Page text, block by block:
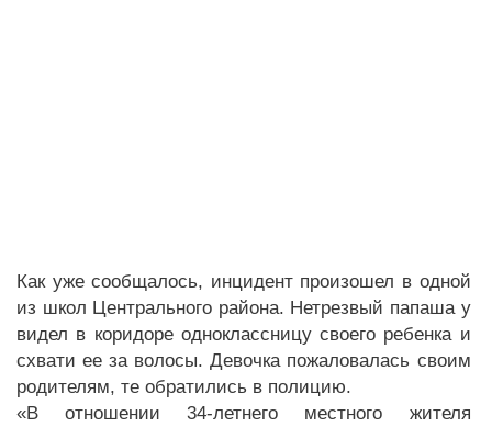
Как уже сообщалось, инцидент произошел в одной
из школ Центрального района. Нетрезвый папаша у
видел в коридоре одноклассницу своего ребенка и
схвати ее за волосы. Девочка пожаловалась своим
родителям, те обратились в полицию.
«В отношении 34-летнего местного жителя